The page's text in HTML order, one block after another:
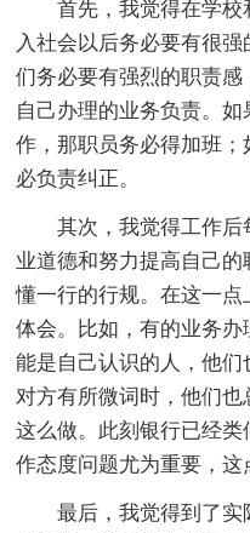
首先，我觉得在学
入社会以后务必要有很
们务必要有强烈的职责
自己办理的业务负责。
作，那职员务必得加班
必负责纠正。
其次，我觉得工作
业道德和努力提高自己
懂一行的行规。在这一
体会。比如，有的业务
能是自己认识的人，他
对方有所微词时，他们
这么做。此刻银行已经
作态度问题尤为重要，这
最后，我觉得到了